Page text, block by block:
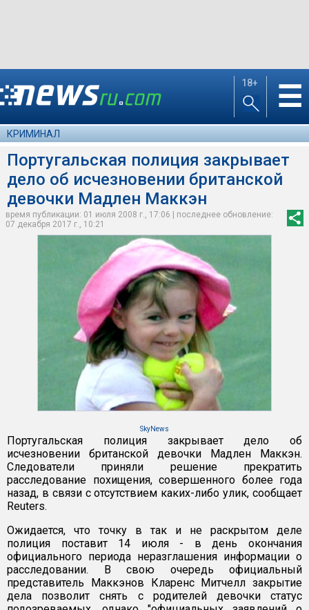
18+ ☰
КРИМИНАЛ
Португальская полиция закрывает
дело об исчезновении британской
девочки Мадлен Маккэн
время публикации: 01 июля 2008 г., 17:06 | последнее обновление:
07 декабря 2017 г., 10:21
SkyNews
Португальская полиция закрывает дело об
исчезновении британской девочки Мадлен Маккэн.
Следователи приняли решение прекратить
расследование похищения, совершенного более года
назад, в связи с отсутствием каких-либо улик, сообщает
Reuters.
Ожидается, что точку в так и не раскрытом деле
полиция поставит 14 июля - в день окончания
официального периода неразглашения информации о
расследовании. В свою очередь официальный
представитель Маккэнов Кларенс Митчелл закрытие
дела позволит снять с родителей девочки статус